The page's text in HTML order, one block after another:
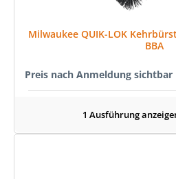
Milwaukee QUIK-LOK
BBA
Preis nach Anmeldung sichtbar
1 Ausführung